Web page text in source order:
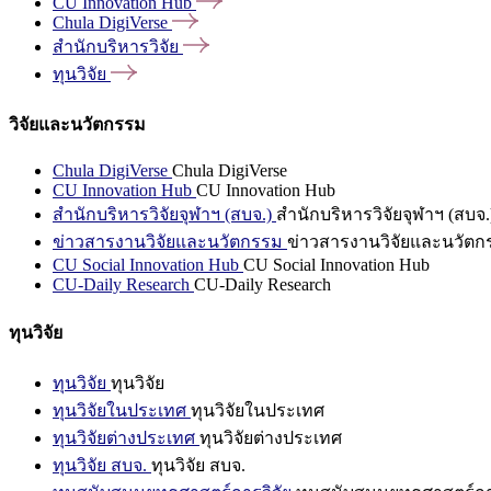
Chula DigiVerse
สำนักบริหารวิจัย
ทุนวิจัย
วิจัยและนวัตกรรม
Chula DigiVerse Chula DigiVerse
CU Innovation Hub CU Innovation Hub
สำนักบริหารวิจัยจุฬาฯ (สบจ.) สำนักบริหารวิจัยจุฬาฯ (สบจ
ข่าวสารงานวิจัยและนวัตกรรม ข่าวสารงานวิจัยและนวัตก
CU Social Innovation Hub CU Social Innovation Hub
CU-Daily Research CU-Daily Research
ทุนวิจัย
ทุนวิจัย ทุนวิจัย
ทุนวิจัยในประเทศ ทุนวิจัยในประเทศ
ทุนวิจัยต่างประเทศ ทุนวิจัยต่างประเทศ
ทุนวิจัย สบจ. ทุนวิจัย สบจ.